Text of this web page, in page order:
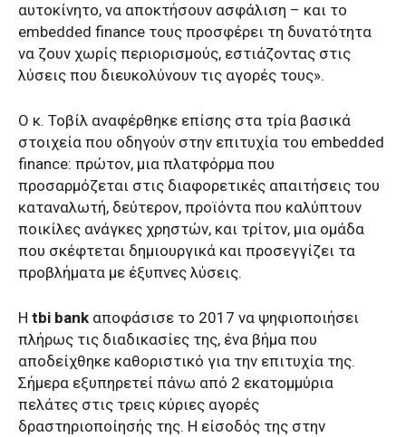
αυτοκίνητο, να αποκτήσουν ασφάλιση – και το
embedded finance τους προσφέρει τη δυνατότητα
να ζουν χωρίς περιορισμούς, εστιάζοντας στις
λύσεις που διευκολύνουν τις αγορές τους».
Ο κ. Τοβίλ αναφέρθηκε επίσης στα τρία βασικά
στοιχεία που οδηγούν στην επιτυχία του embedded
finance: πρώτον, μια πλατφόρμα που
προσαρμόζεται στις διαφορετικές απαιτήσεις του
καταναλωτή, δεύτερον, προϊόντα που καλύπτουν
ποικίλες ανάγκες χρηστών, και τρίτον, μια ομάδα
που σκέφτεται δημιουργικά και προσεγγίζει τα
προβλήματα με έξυπνες λύσεις.
Η tbi bank αποφάσισε το 2017 να ψηφιοποιήσει
πλήρως τις διαδικασίες της, ένα βήμα που
αποδείχθηκε καθοριστικό για την επιτυχία της.
Σήμερα εξυπηρετεί πάνω από 2 εκατομμύρια
πελάτες στις τρεις κύριες αγορές
δραστηριοποίησής της. Η είσοδός της στην